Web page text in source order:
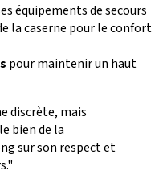
équipements de secours
la caserne pour le confort
pour maintenir un haut
discrète, mais
bien de la
sur son respect et